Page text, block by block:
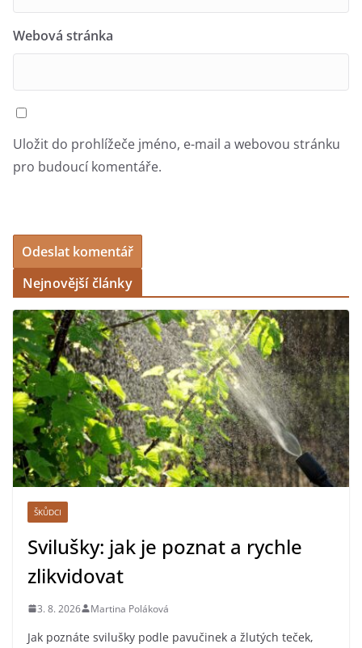
Webová stránka
Uložit do prohlížeče jméno, e-mail a webovou stránku
pro budoucí komentáře.
Nejnovější články
ŠKŮDCI
Svilušky: jak je poznat a rychle
zlikvidovat
3. 8. 2026 Martina Poláková
Jak poznáte svilušky podle pavučinek a žlutých teček,